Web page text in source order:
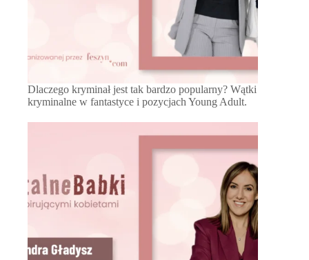
Dlaczego kryminał jest tak bardzo popularny? Wątki
kryminalne w fantastyce i pozycjach Young Adult.